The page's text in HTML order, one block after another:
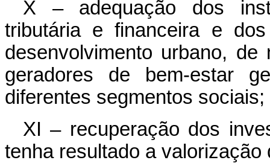
X – adequação dos
tributária e financeira e
desenvolvimento urbano,
geradores de bem-estar
diferentes segmentos sociais;
XI – recuperação dos
tenha resultado a valorização